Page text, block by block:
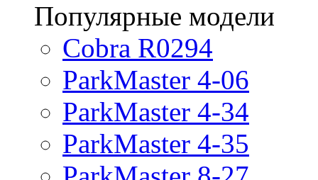
Популярные модели
Cobra R0294
ParkMaster 4-06
ParkMaster 4-34
ParkMaster 4-35